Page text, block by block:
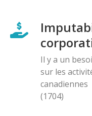
Il y a un
sur les
canadiennes
(1704)